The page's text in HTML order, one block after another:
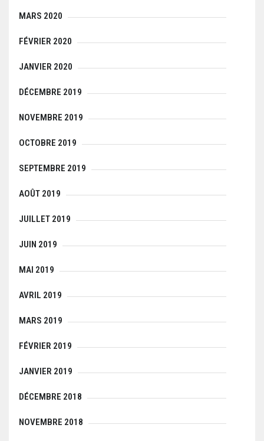
MARS 2020
FÉVRIER 2020
JANVIER 2020
DÉCEMBRE 2019
NOVEMBRE 2019
OCTOBRE 2019
SEPTEMBRE 2019
AOÛT 2019
JUILLET 2019
JUIN 2019
MAI 2019
AVRIL 2019
MARS 2019
FÉVRIER 2019
JANVIER 2019
DÉCEMBRE 2018
NOVEMBRE 2018